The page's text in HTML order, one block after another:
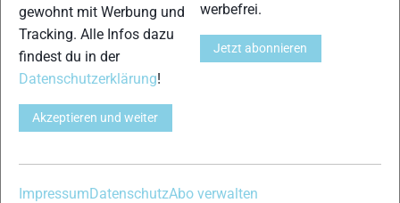
17 18
gewohnt mit Werbung und
Tracking. Alle Infos dazu
findest du in der
Datenschutzerklärung!
Akzeptieren und weiter
werbefrei.
Jetzt abonnieren
ImpressumDatenschutzAbo verwalten